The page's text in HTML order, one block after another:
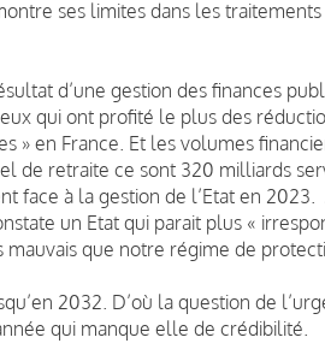
ses limites dans les
d’une gestion des finances
qui ont profité le plus des
» en France. Et les volumes
de retraite ce sont 320 milliards
face à la gestion de l’Etat en
un Etat qui parait plus «
que notre régime de
2032. D’où la question de
qui manque elle de crédibilité.